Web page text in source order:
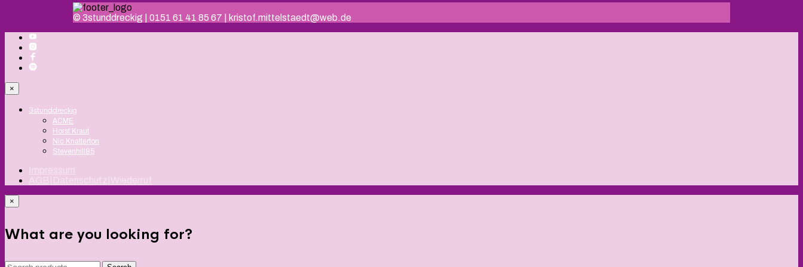
© 3stunddreckig | 0151 61 41 85 67 | kristof.mittelstaedt@web.de
×
3stunddreckig
ACME
Horst Kraut
Nic Knatterton
Stevenhill85
Impressum
AGB|Datenschutz|Wiederruf
×
What are you looking for?